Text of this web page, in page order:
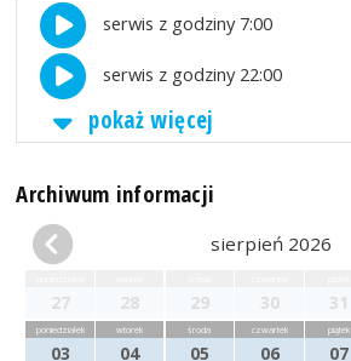
serwis z godziny 7:00
serwis z godziny 22:00
pokaż więcej
Archiwum informacji
sierpień 2026
27 28 29 30 31
poniedziałek
03
wtorek
04
środa
05
czwartek
06
piątek
07